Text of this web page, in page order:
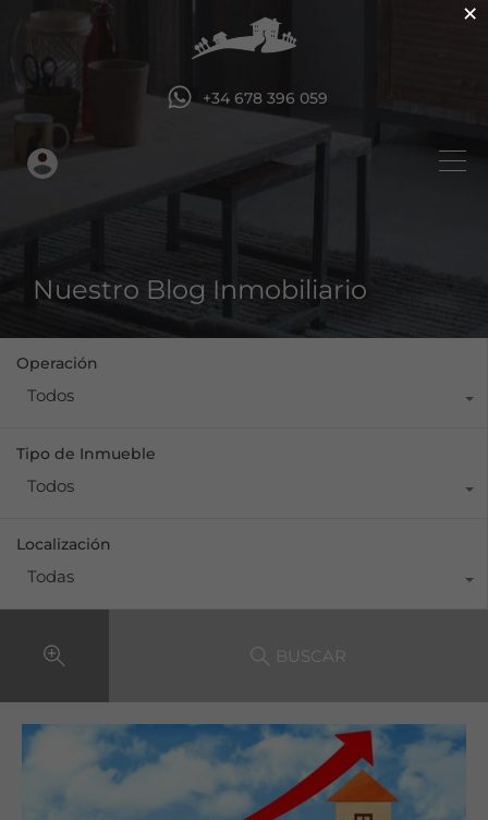
+34 678 396 059
Nuestro Blog Inmobiliario
Operación
Todos
Tipo de Inmueble
Todos
Localización
Todas
BUSCAR
×